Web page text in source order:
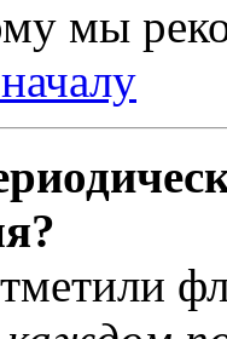
мы